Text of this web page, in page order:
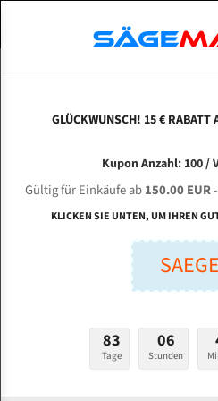
KNUTH ABS 300 NC
Länge
Stärken +
ABOUTS
ENGLISH
Bi-Metall Meterware
Fleischerei Bandsägeblätter
Bandmesser Glatt Meterware
Konvex Meterware
GLÜCKWUNSCH! 15 € RABATT
Kupon Anzahl: 100 /
Gültig für Einkäufe ab150.00 EUR-
KLICKEN SIE UNTEN, UM IHREN
83
Tage
06
Stunden